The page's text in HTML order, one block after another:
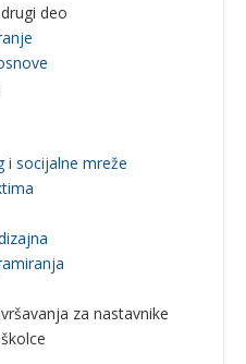
deo
i socijalne mreže
za nastavnike